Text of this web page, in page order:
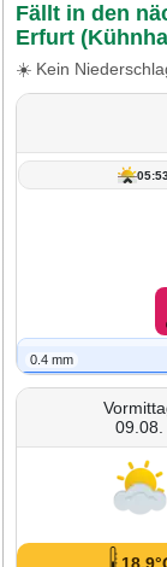
Fällt in den
Erfurt
☀️ Kein
0.4 mm
09.08.